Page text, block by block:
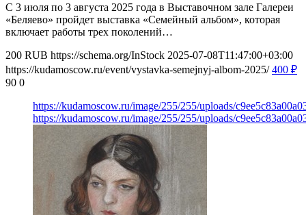
С 3 июля по 3 августа 2025 года в Выставочном зале Галереи
«Беляево» пройдет выставка «Семейный альбом», которая
включает работы трех поколений…
200 RUB https://schema.org/InStock 2025-07-08T11:47:00+03:00
https://kudamoscow.ru/event/vystavka-semejnyj-albom-2025/ 400 ₽
90 0
https://kudamoscow.ru/image/255/255/uploads/
https://kudamoscow.ru/image/255/255/uploads/